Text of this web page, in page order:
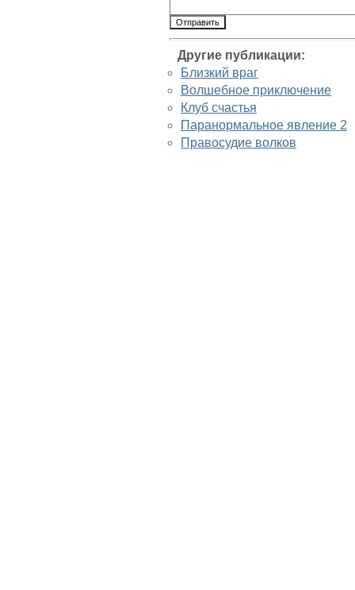
Другие публикации:
Близкий враг
Волшебное приключение
Клуб счастья
Паранормальное явление 2
Правосудие волков